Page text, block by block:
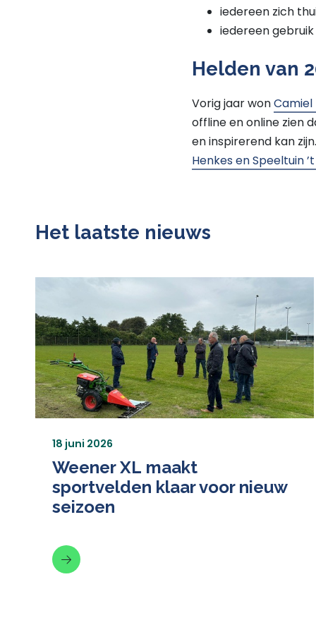
iedereen zich
iedereen
Helden van
Vorig jaar wonCamiel
offline en online zien
en inspirerend kan
Henkes en Speeltuin
Het laatste nieuws
Weener XL maakt
sportvelden klaar voor nieuw
seizoen
18 juni 2026